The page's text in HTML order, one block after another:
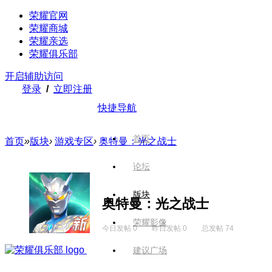
荣耀官网
荣耀商城
荣耀亲选
荣耀俱乐部
开启辅助访问
登录 / 立即注册
快捷导航
首页
论坛
版块
荣耀影像
建议广场
首页»版块› 游戏专区› 奥特曼：光之战士
奥特曼：光之战士
今日发帖 0 昨日发帖 0 总发帖 74